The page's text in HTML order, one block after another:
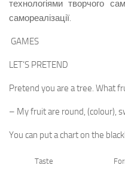
технологіями творчого
самореалізації.
GAMES
LET’S PRETEND
Pretend you are a tree. What
– My fruit are round, (colour),
You can put a chart on the
Taste